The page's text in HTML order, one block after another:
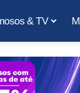
& TV